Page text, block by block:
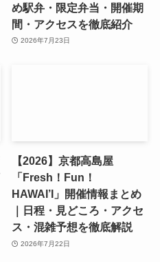
め駅弁・限定弁当・開催期
間・アクセスを徹底紹介
2026年7月23日
【2026】京都高島屋
「Fresh！Fun！
HAWAI’I」開催情報まとめ
｜日程・見どころ・アクセ
ス・混雑予想を徹底解説
2026年7月22日